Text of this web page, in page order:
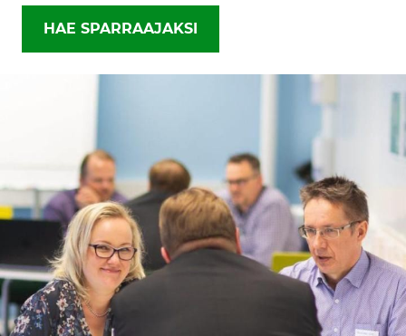
HAE SPARRAAJAKSI